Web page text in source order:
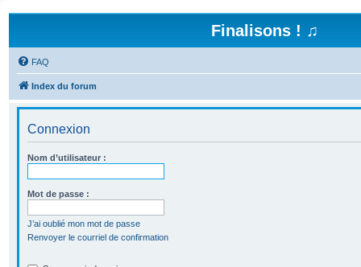
Finalisons ! ♫
FAQ
Index du forum
Connexion
Nom d’utilisateur :
Mot de passe :
J’ai oublié mon mot de passe
Renvoyer le courriel de confirmation